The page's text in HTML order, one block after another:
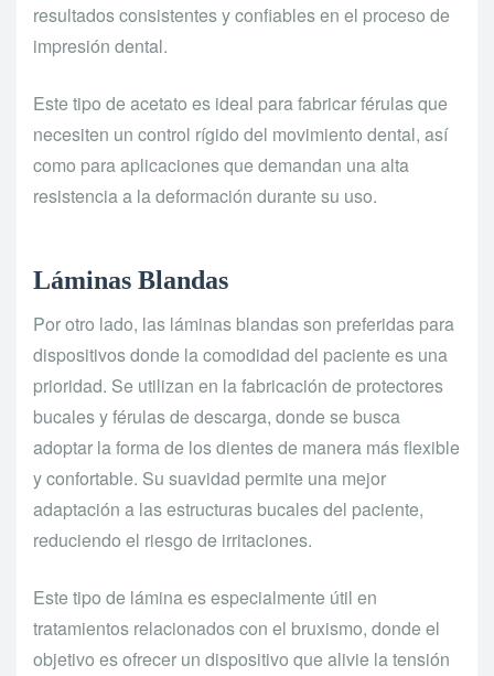
resultados consistentes y confiables en el proceso de
impresión dental.
Este tipo de acetato es ideal para fabricar férulas que
necesiten un control rígido del movimiento dental, así
como para aplicaciones que demandan una alta
resistencia a la deformación durante su uso.
Láminas Blandas
Por otro lado, las láminas blandas son preferidas para
dispositivos donde la comodidad del paciente es una
prioridad. Se utilizan en la fabricación de protectores
bucales y férulas de descarga, donde se busca
adoptar la forma de los dientes de manera más flexible
y confortable. Su suavidad permite una mejor
adaptación a las estructuras bucales del paciente,
reduciendo el riesgo de irritaciones.
Este tipo de lámina es especialmente útil en
tratamientos relacionados con el bruxismo, donde el
objetivo es ofrecer un dispositivo que alivie la tensión